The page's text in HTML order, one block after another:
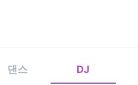
댄스 DJ